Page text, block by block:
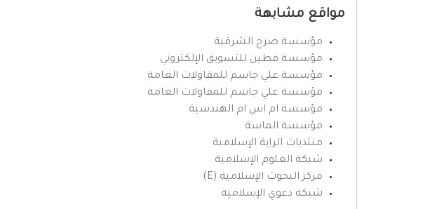
مواقع مشابهة
مؤسسة صرح الشرقية
مؤسسة فطين للتسويق الإلكتروني
مؤسسة علي جاسم للمقاولات العامة
مؤسسة علي جاسم للمقاولات العامة
مؤسسة ام اس ام الهندسية
مؤسسة الماسة
منتديات الراية الإسلامية
شبكة العلوم الإسلامية
مركز البحوث الإسلامية (E)
شبكة دعوي الإسلامية